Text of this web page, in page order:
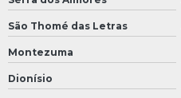
São Thomé das Letras
Montezuma
Dionísio